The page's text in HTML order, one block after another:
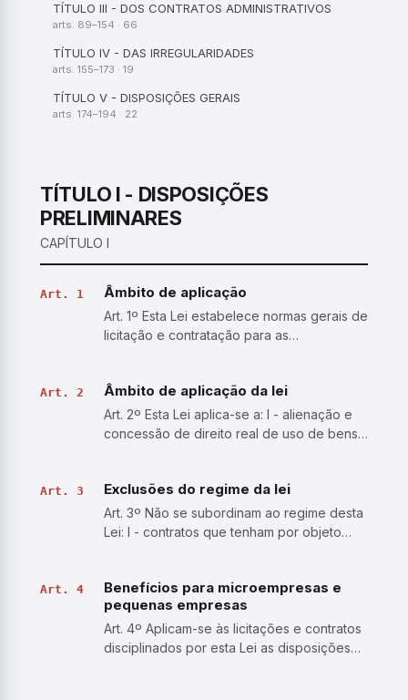
TÍTULO III - DOS CONTRATOS ADMINISTRATIVOS
arts. 89–154 · 66
TÍTULO IV - DAS IRREGULARIDADES
arts. 155–173 · 19
TÍTULO V - DISPOSIÇÕES GERAIS
arts. 174–194 · 22
TÍTULO I - DISPOSIÇÕES
PRELIMINARES
CAPÍTULO I
Art. 1 Âmbito de aplicação
Art. 1º Esta Lei estabelece normas gerais de
licitação e contratação para as
Estados, do Distrito Federal e dos
Municípios, e abrange: I - os órgã…
Art. 2 Âmbito de aplicação da lei
Art. 2º Esta Lei aplica-se a: I - alienação e
concessão de direito real de uso de bens;
uso de bens públicos; V - prestação de
serviços, …
Art. 3 Exclusões do regime da lei
Art. 3º Não se subordinam ao regime desta
Lei: I - contratos que tenham por objeto
contratações de agente financeiro e a
concessão de gara…
Art. 4
Benefícios para microempresas e
pequenas empresas
Art. 4º Aplicam-se às licitações e contratos
disciplinados por esta Lei as disposições